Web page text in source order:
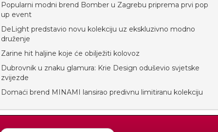
Popularni modni brend Bomber u Zagrebu priprema prvi pop
up event
DeLight predstavio novu kolekciju uz ekskluzivno modno
druženje
Zarine hit haljine koje će obilježiti kolovoz
Dubrovnik u znaku glamura: Krie Design oduševio svjetske
zvijezde
Domaći brend MINAMI lansirao predivnu limitiranu kolekciju